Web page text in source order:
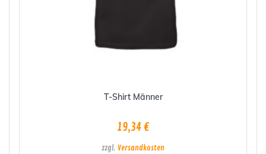
T-Shirt Männer
19,34€
zzgl. Versandkosten